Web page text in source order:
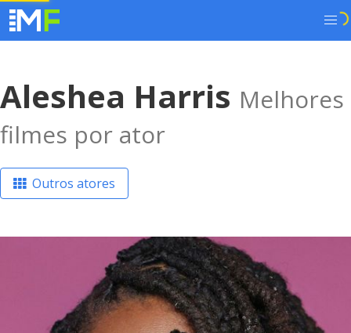
Aleshea Harris Melhores
filmes por ator
Outros atores